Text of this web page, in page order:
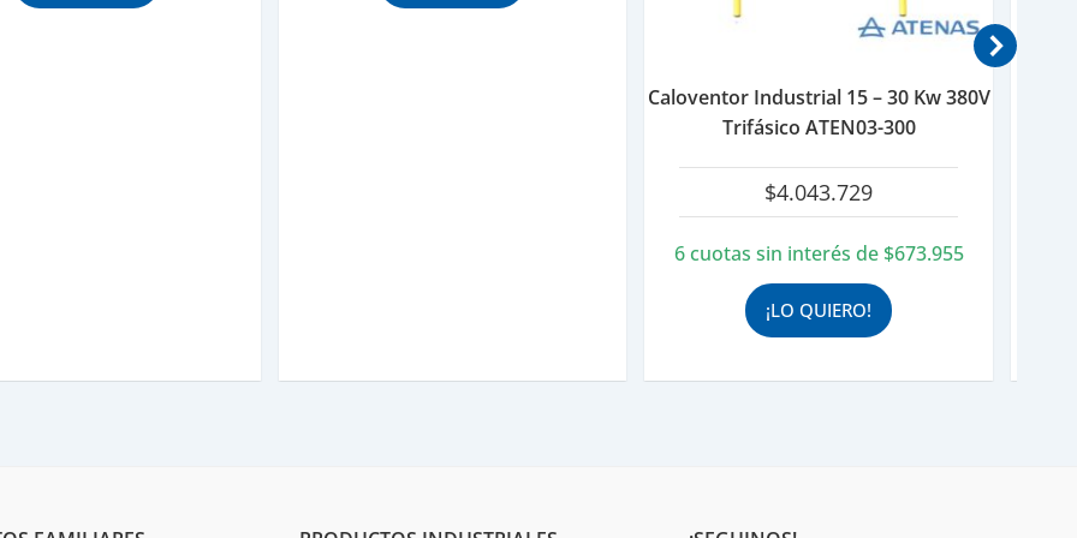
Caloventor Industrial 15 – 30 Kw 380V
Trifásico ATEN03-300
$4.043.729
6 cuotas sin interés de $673.955
¡LO QUIERO!